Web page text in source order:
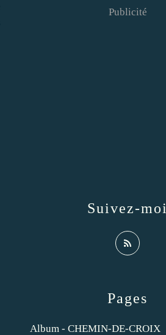
Pages
Album - CHEMIN-DE-CROIX
Suivez-moi
Publicité